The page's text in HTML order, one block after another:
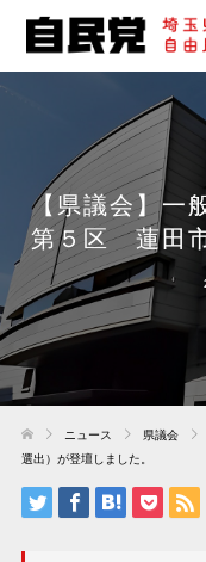
【県議会】一
第５区 蓮田
ニュース 県議会
選出）が登壇しました。